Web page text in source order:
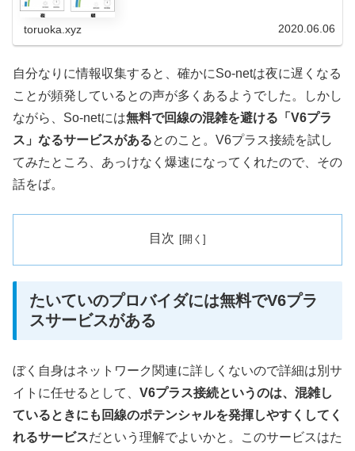
toruoka.xyz 2020.06.06
自分なりに情報収集すると、確かにSo-netは夜に遅くなる
ことが頻発しているとの声が多くあるようでした。しかし
ながら、So-netには無料で回線の混雑を避ける「V6プラ
ス」なるサービスがあるとのこと。V6プラス接続を試し
てみたところ、あっけなく爆速になってくれたので、その
話をば。
目次
たいていのプロバイダには無料でV6プラ
スサービスがある
ぼく自身はネットワーク関連に詳しくないので詳細は別サ
イトに任せるとして、 V6プラス接続というのは、混雑し
ているときにも回線のポテンシャルを発揮しやすくしてく
れるサービスだという理解でよいかと。このサービスはた